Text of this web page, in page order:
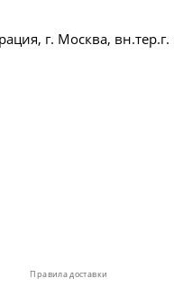
г. Москва,
Правила доставки